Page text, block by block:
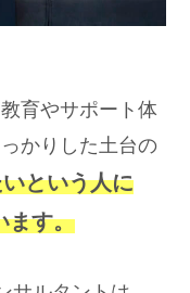
育やサポート体
かりした土台の
という人に
ます。